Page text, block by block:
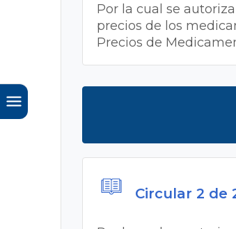
Por la cual se
precios de los
Precios de
Circular 2 de